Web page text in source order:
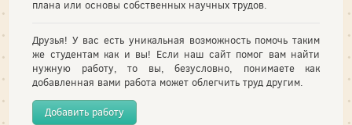
плана или основы собственных научных трудов.
Друзья! У вас есть уникальная возможность помочь таким
же студентам как и вы! Если наш сайт помог вам найти
нужную работу, то вы, безусловно, понимаете как
добавленная вами работа может облегчить труд другим.
Добавить работу